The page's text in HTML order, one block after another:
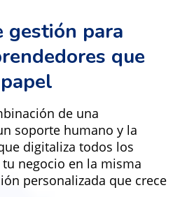
gestión para
que
de una
soporte humano y la
digitaliza todos los
negocio en la misma
personalizada que crece